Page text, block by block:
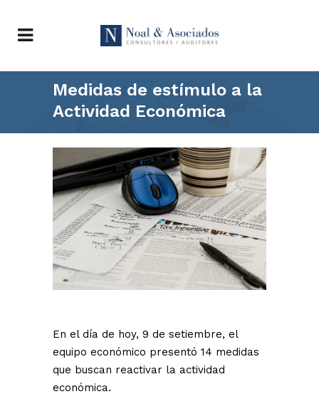
Medidas de estímulo a la
Actividad Económica
En el día de hoy, 9 de setiembre, el
equipo económico presentó 14 medidas
que buscan reactivar la actividad
económica.